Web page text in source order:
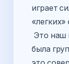
играет
Это наш
была